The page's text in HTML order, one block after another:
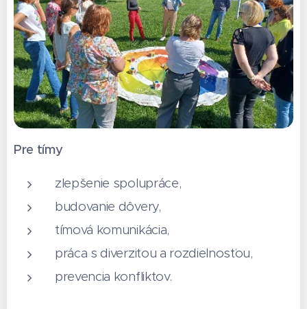
Pre tímy
zlepšenie spolupráce,
budovanie dôvery,
tímová komunikácia,
práca s diverzitou a rozdielnosťou,
prevencia konfliktov.